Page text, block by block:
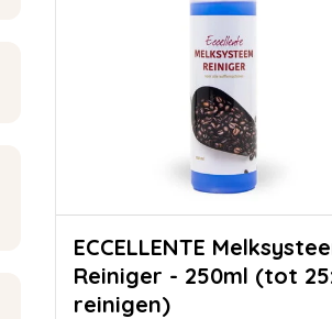
ECCELLENTE Melksysteem
Reiniger - 250ml (tot
reinigen)